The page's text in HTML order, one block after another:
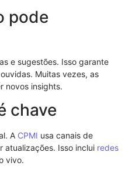
pode
e sugestões. Isso garante
Muitas vezes, as
novos insights.
chave
A CPMI usa canais de
atualizações. Isso inclui redes
vivo.